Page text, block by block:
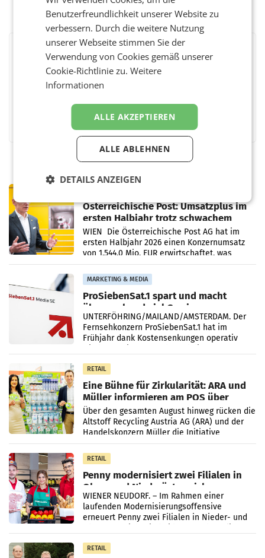
BEWERTEN SIE DIESEN ARTIKEL
MessengerWhatsAppLinkedInXING Teilen
Österreichische Post: Umsatzplus im
ersten Halbjahr trotz schwachem
Briefgeschäft
WIEN Die Österreichische Post AG hat im
ersten Halbjahr 2026 einen Konzernumsatz
von 1.544,0 Mio. EUR erwirtschaftet, was
einem Plus von 3,8 Prozent gegenüber dem
Vergleichszeitraum
MARKETING & MEDIA
ProSiebenSat.1 spart und macht
überraschend viel Gewinn
UNTERFÖHRING/MAILAND/AMSTERDAM. Der
Fernsehkonzern ProSiebenSat.1 hat im
Frühjahr dank Kostensenkungen operativ
RETAIL
Eine Bühne für Zirkularität: ARA und
Müller informieren am POS über
Kreislauffähigkeit
Über den gesamten August hinweg rücken die
Altstoff Recycling Austria AG (ARA) und der
Handelskonzern Müller die Initiative
„Kreislauf-Helden“ in allen österreichischen
Müller-Filialen
RETAIL
Penny modernisiert zwei Filialen in
Ober- und Niederösterreich
WIENER NEUDORF. – Im Rahmen einer
laufenden Modernisierungsoffensive
erneuert Penny zwei Filialen in Nieder- und
RETAIL
Benutzerfreundlichkeit unserer Website zu
verbessern. Durch die weitere Nutzung
unserer Webseite stimmen Sie der
Verwendung von Cookies gemäß unserer
Cookie-Richtlinie zu.Weitere
Informationen
ALLE AKZEPTIEREN
ALLE ABLEHNEN
DETAILS ANZEIGEN